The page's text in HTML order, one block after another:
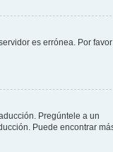
es errónea. Por favor
Pregúntele a un
Puede encontrar